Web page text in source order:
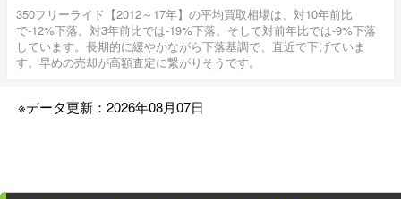
350フリーライド【2012～17年】の平均買取相場は、対10年前比
で-12%下落。対3年前比では-19%下落。そして対前年比では-9%下落
しています。長期的に緩やかながら下落基調で、直近で下げていま
す。早めの売却が高額査定に繋がりそうです。
※データ更新：2026年08月07日